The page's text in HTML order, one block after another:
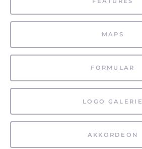
MAPS
FORMULAR
LOGO GALERIE
AKKORDEON